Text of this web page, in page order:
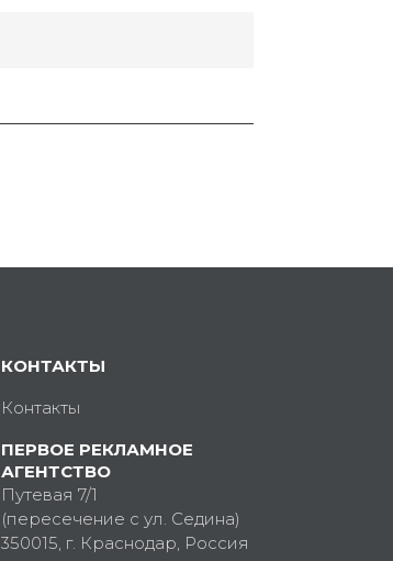
КОНТАКТЫ
Контакты
ПЕРВОЕ РЕКЛАМНОЕ
АГЕНТСТВО
Путевая 7/1
(пересечение с ул. Седина)
350015 , г. Краснодар, Россия